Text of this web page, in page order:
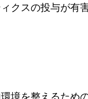
クスの投与が有
境を整えるため